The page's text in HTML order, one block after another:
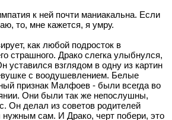
к ней почти маниакальна. Если
то, мне кажется, я умру.
как любой подросток в
страшного. Драко слегка улыбнулся,
уставился взглядом в одну из картин
с воодушевлением. Белые
признак Малфоев - были всегда во
Они были так же непослушны,
Он делал из советов родителей
нужным сам. И Драко, черт побери, это